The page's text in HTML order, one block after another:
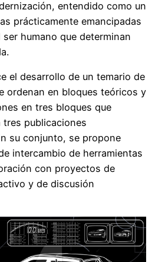
entendido como un
prácticamente emancipadas
humano que determinan
el desarrollo de un temario de
ordenan en bloques teóricos y
en tres bloques que
publicaciones
su conjunto, se propone
intercambio de herramientas
con proyectos de
y de discusión